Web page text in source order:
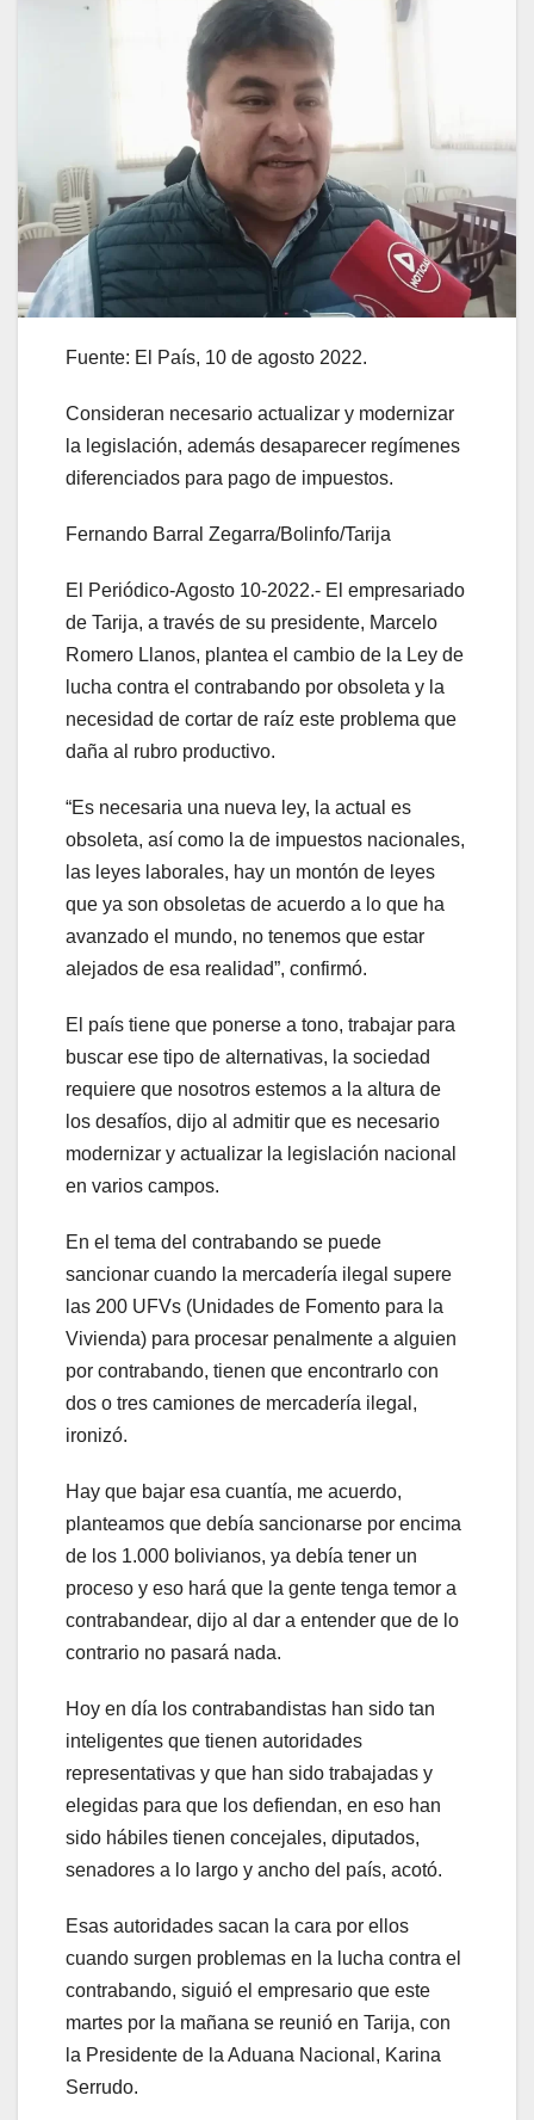
Fuente: El País, 10 de agosto 2022.
Consideran necesario actualizar y modernizar
la legislación, además desaparecer regímenes
diferenciados para pago de impuestos.
Fernando Barral Zegarra/Bolinfo/Tarija
El Periódico-Agosto 10-2022.- El empresariado
de Tarija, a través de su presidente, Marcelo
Romero Llanos, plantea el cambio de la Ley de
lucha contra el contrabando por obsoleta y la
necesidad de cortar de raíz este problema que
daña al rubro productivo.
“Es necesaria una nueva ley, la actual es
obsoleta, así como la de impuestos nacionales,
las leyes laborales, hay un montón de leyes
que ya son obsoletas de acuerdo a lo que ha
avanzado el mundo, no tenemos que estar
alejados de esa realidad”, confirmó.
El país tiene que ponerse a tono, trabajar para
buscar ese tipo de alternativas, la sociedad
requiere que nosotros estemos a la altura de
los desafíos, dijo al admitir que es necesario
modernizar y actualizar la legislación nacional
en varios campos.
En el tema del contrabando se puede
sancionar cuando la mercadería ilegal supere
las 200 UFVs (Unidades de Fomento para la
Vivienda) para procesar penalmente a alguien
por contrabando, tienen que encontrarlo con
dos o tres camiones de mercadería ilegal,
ironizó.
Hay que bajar esa cuantía, me acuerdo,
planteamos que debía sancionarse por encima
de los 1.000 bolivianos, ya debía tener un
proceso y eso hará que la gente tenga temor a
contrabandear, dijo al dar a entender que de lo
contrario no pasará nada.
Hoy en día los contrabandistas han sido tan
inteligentes que tienen autoridades
representativas y que han sido trabajadas y
elegidas para que los defiendan, en eso han
sido hábiles tienen concejales, diputados,
senadores a lo largo y ancho del país, acotó.
Esas autoridades sacan la cara por ellos
cuando surgen problemas en la lucha contra el
contrabando, siguió el empresario que este
martes por la mañana se reunió en Tarija, con
la Presidente de la Aduana Nacional, Karina
Serrudo.